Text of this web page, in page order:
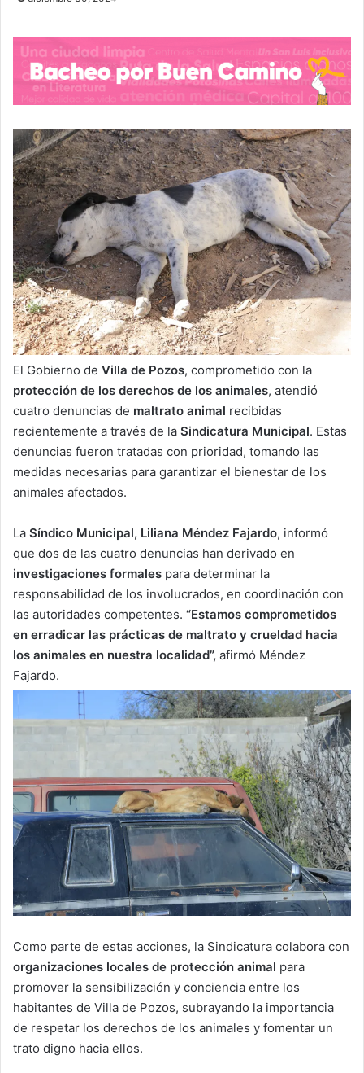
El Gobierno de Villa de Pozos, comprometido con la
protección de los derechos de los animales, atendió
cuatro denuncias de maltrato animal recibidas
recientemente a través de la Sindicatura Municipal. Estas
denuncias fueron tratadas con prioridad, tomando las
medidas necesarias para garantizar el bienestar de los
animales afectados.
La Síndico Municipal, Liliana Méndez Fajardo, informó
que dos de las cuatro denuncias han derivado en
investigaciones formales para determinar la
responsabilidad de los involucrados, en coordinación con
las autoridades competentes. “Estamos comprometidos
en erradicar las prácticas de maltrato y crueldad hacia
los animales en nuestra localidad”, afirmó Méndez
Fajardo.
Como parte de estas acciones, la Sindicatura colabora con
organizaciones locales de protección animal para
promover la sensibilización y conciencia entre los
habitantes de Villa de Pozos, subrayando la importancia
de respetar los derechos de los animales y fomentar un
trato digno hacia ellos.